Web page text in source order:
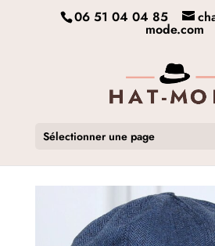
06 51 04 04 85
mode.com
Sélectionner une page